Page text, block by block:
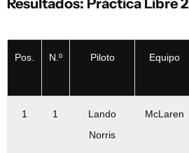
Pos. N.º Piloto Equipo
1 1
Lando
Norris
McLaren